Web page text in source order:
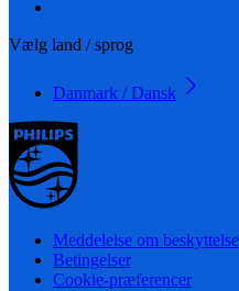
Vælg land / sprog
Danmark / Dansk
Meddelelse om
Betingelser
Cookie-præferencer